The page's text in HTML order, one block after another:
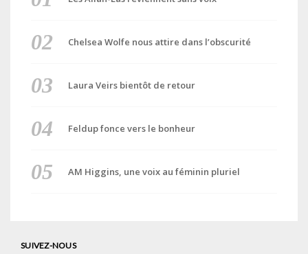
Chelsea Wolfe nous attire dans l’obscurité
Laura Veirs bientôt de retour
Feldup fonce vers le bonheur
AM Higgins, une voix au féminin pluriel
SUIVEZ-NOUS